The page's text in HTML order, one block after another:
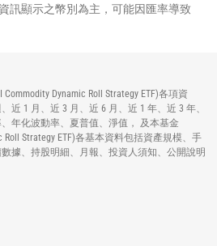
訊顯示之幣別為主，可能因匯率導致
Commodity Dynamic Roll Strategy ETF)各項資
近 1 月、近 3 月、近 6 月、近 1 年、近 3 年、
年化波動率、夏普值、淨值， 及本基金
Roll Strategy ETF)各基本資料包括資產規模、手
據、持股明細、月報、投資人須知、公開說明